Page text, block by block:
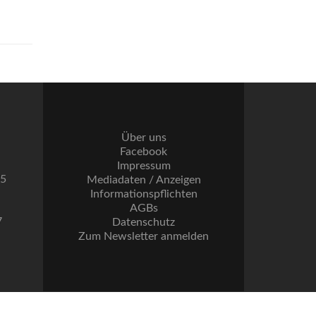
Über uns
Facebook
Impressum
Mediadaten / Anzeigen
Informationspflichten
AGBs
Datenschutz
Zum Newsletter anmelden